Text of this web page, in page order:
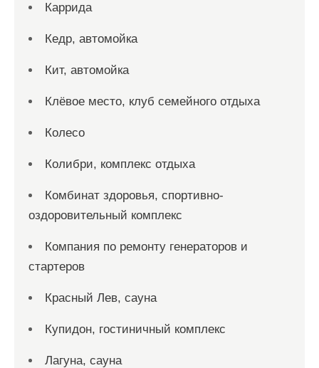
Каррида
Кедр, автомойка
Кит, автомойка
Клёвое место, клуб семейного отдыха
Колесо
Колибри, комплекс отдыха
Комбинат здоровья, спортивно-
оздоровительный комплекс
Компания по ремонту генераторов и
стартеров
Красный Лев, сауна
Купидон, гостиничный комплекс
Лагуна, сауна